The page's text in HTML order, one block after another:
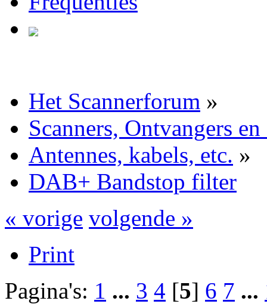
Het Scannerforum »
Scanners, Ontvangers
Antennes, kabels, etc. »
DAB+ Bandstop filter
« vorige volgende »
Print
Pagina's: 1 ... 3 4 [5] 6 7 ...